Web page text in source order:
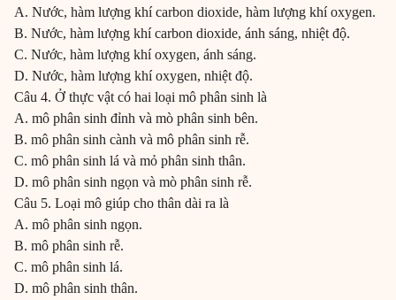
A. Nước, hàm lượng khí carbon dioxide, hàm lượng khí oxygen.
B. Nước, hàm lượng khí carbon dioxide, ánh sáng, nhiệt độ.
C. Nước, hàm lượng khí oxygen, ánh sáng.
D. Nước, hàm lượng khí oxygen, nhiệt độ.
Câu 4. Ở thực vật có hai loại mô phân sinh là
A. mô phân sinh đỉnh và mò phân sinh bên.
B. mô phân sinh cành và mô phân sinh rễ.
C. mô phân sinh lá và mỏ phân sinh thân.
D. mô phân sinh ngọn và mò phân sinh rễ.
Câu 5. Loại mô giúp cho thân dài ra là
A. mô phân sinh ngọn.
B. mô phân sinh rễ.
C. mô phân sinh lá.
D. mô phân sinh thân.